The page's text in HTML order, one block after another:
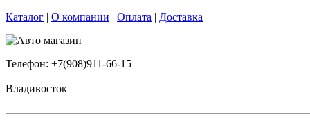
Каталог | О компании | Оплата | Доставка
Телефон: +7(908)911-66-15
Владивосток